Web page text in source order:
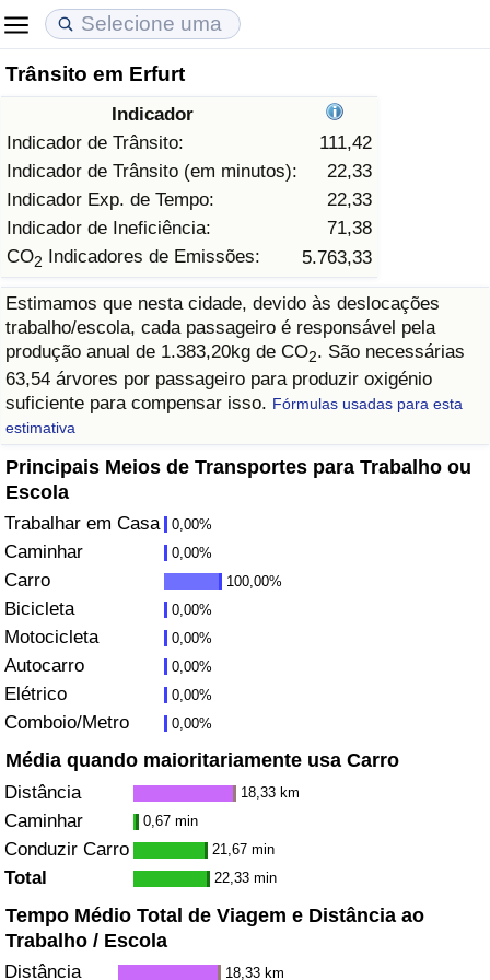
Trânsito em Erfurt
Indicador
Indicador de Trânsito:
111,42
Indicador de Trânsito (em minutos):
22,33
Indicador Exp. de Tempo:
22,33
Indicador de Ineficiência:
71,38
CO2 Indicadores de Emissões: 5.763,33
Estimamos que nesta cidade, devido às deslocações
trabalho/escola, cada passageiro é responsável pela
produção anual de 1.383,20kg de CO2. São necessárias
63,54 árvores por passageiro para produzir oxigénio
suficiente para compensar isso. Fórmulas usadas para esta
estimativa
Principais Meios de Transportes para Trabalho ou
Escola
Trabalhar em Casa 0,00%
Caminhar 0,00%
Carro 100,00%
Bicicleta 0,00%
Motocicleta 0,00%
Autocarro 0,00%
Elétrico 0,00%
Comboio/Metro 0,00%
Média quando maioritariamente usa Carro
Distância 18,33 km
Caminhar 0,67 min
Conduzir Carro 21,67 min
Total 22,33 min
Tempo Médio Total de Viagem e Distância ao
Trabalho / Escola
Distância 18,33 km
Custo de Vida
Indicador de Custo de Vida (Atual)
Indicador de Custo de Vida
Indicador de Custo de Vida Por País
em Aqaba
Preços de Imóveis
Indicador de Preços de Imóveis (Atual)
Indicador de Preços de Imóveis
Indicador de Preços de Imóveis por País
Qualidade de Vida
Indicador de Qualidade de Vida
Indicador de Qualidade de Vida (Atual)
Índice de qualidade de vida por país
Crime
Taxa do Indicador de Crime (Atual)
Indicador de Crime
Índice de criminalidade por país
Saúde
Indicador de Saúde (Atual)
Indicador de Saúde
Indicador de Saúde por País
Poluição
Indicador de Poluição (Atual)
Índice de poluição
Indicador de Poluição por País
Trânsito